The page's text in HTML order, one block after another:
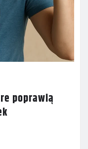
poprawią